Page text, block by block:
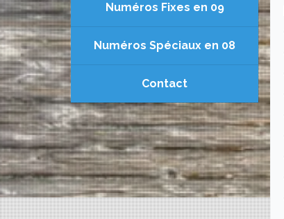
Numéros Fixes en 09
Numéros Spéciaux en 08
Contact